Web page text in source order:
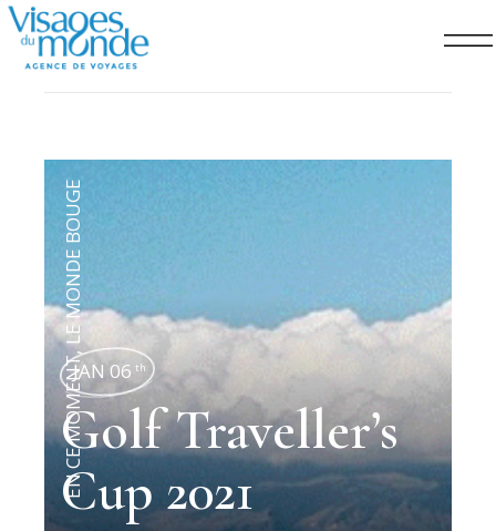
EN CE MOMENT
,
LE MONDE BOUGE
JAN 06 th
Golf Traveller’s
Cup 2021